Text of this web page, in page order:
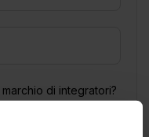
di integratori?